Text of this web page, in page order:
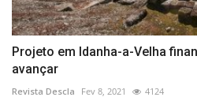
Projeto em Idanha-a-Velha
avançar
Revista Descla Fev 8, 2021 4124